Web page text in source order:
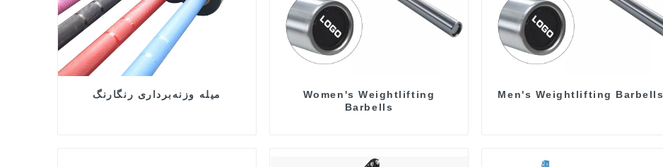
میله وزنه‌برداری رنگارنگ
Women's Weightlifting
Barbells
Men's Weightlifting Barbells